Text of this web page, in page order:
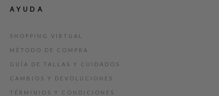
AYUDA
SHOPPING VIRTUAL
MÉTODO DE COMPRA
GUÍA DE TALLAS Y CUIDADOS
CAMBIOS Y DEVOLUCIONES
TÉRMINIOS Y CONDICIONES